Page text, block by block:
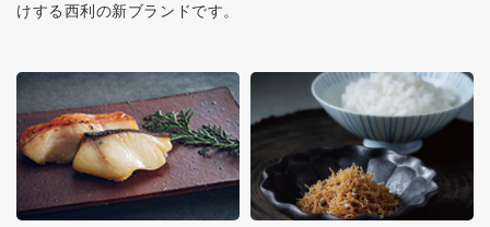
けする西利の新ブランドです。